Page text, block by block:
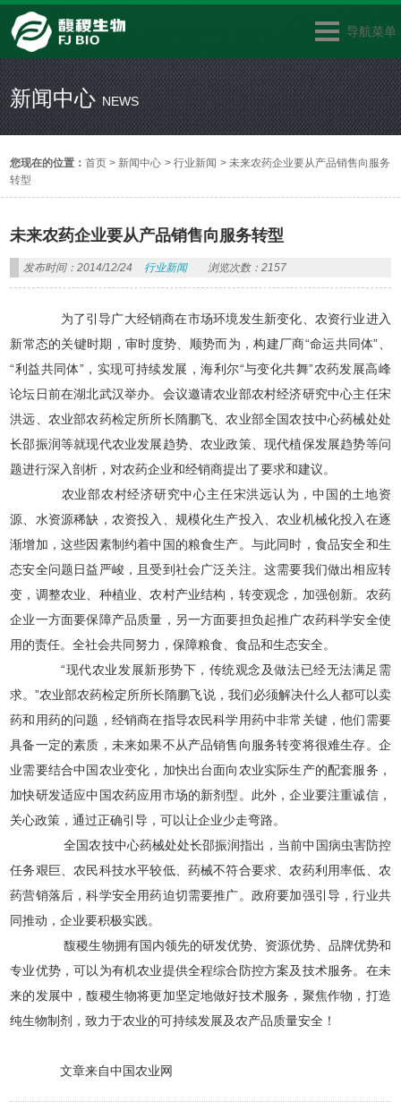
导航菜单
新闻中心NEWS
您现在的位置：首页 > 新闻中心 >行业新闻 >未来农药企业要从产品销售向服务
转型
未来农药企业要从产品销售向服务转型
发布时间：2014/12/24 行业新闻 浏览次数：2157
为了引导广大经销商在市场环境发生新变化、农资行业进入
新常态的关键时期，审时度势、顺势而为，构建厂商“命运共同体”、
“利益共同体”，实现可持续发展，海利尔“与变化共舞”农药发展高峰
论坛日前在湖北武汉举办。会议邀请农业部农村经济研究中心主任宋
洪远、农业部农药检定所所长隋鹏飞、农业部全国农技中心药械处处
长邵振润等就现代农业发展趋势、农业政策、现代植保发展趋势等问
题进行深入剖析，对农药企业和经销商提出了要求和建议。
农业部农村经济研究中心主任宋洪远认为，中国的土地资
源、水资源稀缺，农资投入、规模化生产投入、农业机械化投入在逐
渐增加，这些因素制约着中国的粮食生产。与此同时，食品安全和生
态安全问题日益严峻，且受到社会广泛关注。这需要我们做出相应转
变，调整农业、种植业、农村产业结构，转变观念，加强创新。农药
企业一方面要保障产品质量，另一方面要担负起推广农药科学安全使
用的责任。全社会共同努力，保障粮食、食品和生态安全。
“现代农业发展新形势下，传统观念及做法已经无法满足需
求。”农业部农药检定所所长隋鹏飞说，我们必须解决什么人都可以卖
药和用药的问题，经销商在指导农民科学用药中非常关键，他们需要
具备一定的素质，未来如果不从产品销售向服务转变将很难生存。企
业需要结合中国农业变化，加快出台面向农业实际生产的配套服务，
加快研发适应中国农药应用市场的新剂型。此外，企业要注重诚信，
关心政策，通过正确引导，可以让企业少走弯路。
全国农技中心药械处处长邵振润指出，当前中国病虫害防控
任务艰巨、农民科技水平较低、药械不符合要求、农药利用率低、农
药营销落后，科学安全用药迫切需要推广。政府要加强引导，行业共
同推动，企业要积极实践。
馥稷生物拥有国内领先的研发优势、资源优势、品牌优势和
专业优势，可以为有机农业提供全程综合防控方案及技术服务。在未
来的发展中，馥稷生物将更加坚定地做好技术服务，聚焦作物，打造
纯生物制剂，致力于农业的可持续发展及农产品质量安全！
文章来自中国农业网